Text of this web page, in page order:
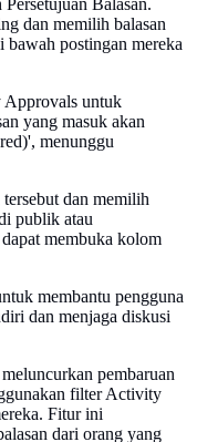
Balasan.
dan memilih balasan
postingan mereka
Approvals untuk
yang masuk akan
menunggu
dan memilih
publik atau
membuka kolom
membantu pengguna
dan menjaga diskusi
pembaruan
filter Activity
Fitur ini
dari orang yang